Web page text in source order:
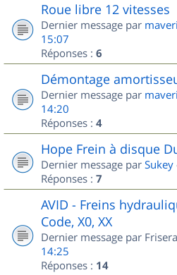
Roue libre 12 vitesses
Dernier message par
15:07
Réponses : 6
Démontage
Dernier message par
14:20
Réponses : 4
Hope Frein à disque
Dernier message par Sukey
Réponses : 7
AVID - Freins
Code, X0, XX
Dernier message par
14:25
Réponses : 14